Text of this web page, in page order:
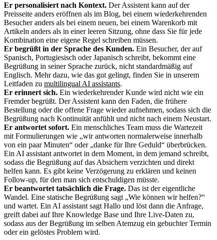
Er personalisiert nach Kontext. Der Assistent kann auf der
Preisseite anders eröffnen als im Blog, bei einem wiederkehrenden
Besucher anders als bei einem neuen, bei einem Warenkorb mit
Artikeln anders als in einer leeren Sitzung, ohne dass Sie für jede
Kombination eine eigene Regel schreiben müssen.
Er begrüßt in der Sprache des Kunden. Ein Besucher, der auf
Spanisch, Portugiesisch oder Japanisch schreibt, bekommt eine
Begrüßung in seiner Sprache zurück, nicht standardmäßig auf
Englisch. Mehr dazu, wie das gut gelingt, finden Sie in unserem
Leitfaden zu multilingual AI assistants.
Er erinnert sich. Ein wiederkehrender Kunde wird nicht wie ein
Fremder begrüßt. Der Assistent kann den Faden, die frühere
Bestellung oder die offene Frage wieder aufnehmen, sodass sich die
Begrüßung nach Kontinuität anfühlt und nicht nach einem Neustart.
Er antwortet sofort. Ein menschliches Team muss die Wartezeit
mit Formulierungen wie „wir antworten normalerweise innerhalb
von ein paar Minuten“ oder „danke für Ihre Geduld“ überbrücken.
Ein AI assistant antwortet in dem Moment, in dem jemand schreibt,
sodass die Begrüßung auf das Absichern verzichten und direkt
helfen kann. Es gibt keine Verzögerung zu erklären und keinen
Follow-up, für den man sich entschuldigen müsste.
Er beantwortet tatsächlich die Frage. Das ist der eigentliche
Wandel. Eine statische Begrüßung sagt „Wie können wir helfen?“
und wartet. Ein AI assistant sagt Hallo und löst dann die Anfrage,
greift dabei auf Ihre Knowledge Base und Ihre Live-Daten zu,
sodass aus der Begrüßung im selben Atemzug ein gebuchter Termin
oder ein gelöstes Problem wird.